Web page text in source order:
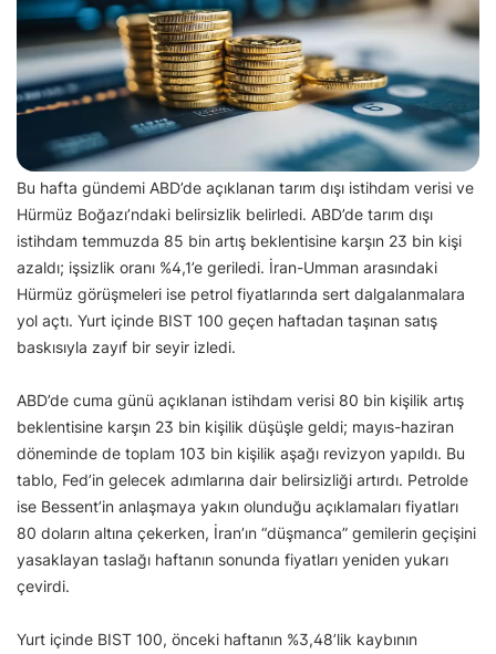
Bu hafta gündemi ABD’de açıklanan tarım dışı istihdam verisi ve
Hürmüz Boğazı’ndaki belirsizlik belirledi. ABD’de tarım dışı
istihdam temmuzda 85 bin artış beklentisine karşın 23 bin kişi
azaldı; işsizlik oranı %4,1’e geriledi. İran-Umman arasındaki
Hürmüz görüşmeleri ise petrol fiyatlarında sert dalgalanmalara
yol açtı. Yurt içinde BIST 100 geçen haftadan taşınan satış
baskısıyla zayıf bir seyir izledi.
ABD’de cuma günü açıklanan istihdam verisi 80 bin kişilik artış
beklentisine karşın 23 bin kişilik düşüşle geldi; mayıs-haziran
döneminde de toplam 103 bin kişilik aşağı revizyon yapıldı. Bu
tablo, Fed’in gelecek adımlarına dair belirsizliği artırdı. Petrolde
ise Bessent’in anlaşmaya yakın olunduğu açıklamaları fiyatları
80 doların altına çekerken, İran’ın “düşmanca” gemilerin geçişini
yasaklayan taslağı haftanın sonunda fiyatları yeniden yukarı
çevirdi.
Yurt içinde BIST 100, önceki haftanın %3,48’lik kaybının